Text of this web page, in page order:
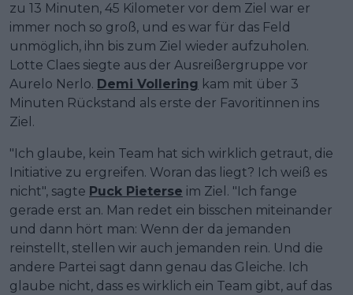
zu 13 Minuten, 45 Kilometer vor dem Ziel war er
immer noch so groß, und es war für das Feld
unmöglich, ihn bis zum Ziel wieder aufzuholen.
Lotte Claes siegte aus der Ausreißergruppe vor
Aurelo Nerlo. Demi Vollering kam mit über 3
Minuten Rückstand als erste der Favoritinnen ins
Ziel.
"Ich glaube, kein Team hat sich wirklich getraut, die
Initiative zu ergreifen. Woran das liegt? Ich weiß es
nicht", sagte Puck Pieterse im Ziel. "Ich fange
gerade erst an. Man redet ein bisschen miteinander
und dann hört man: Wenn der da jemanden
reinstellt, stellen wir auch jemanden rein. Und die
andere Partei sagt dann genau das Gleiche. Ich
glaube nicht, dass es wirklich ein Team gibt, auf das